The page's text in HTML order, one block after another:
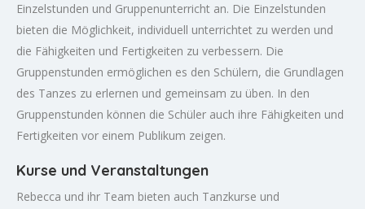
Einzelstunden und Gruppenunterricht an. Die Einzelstunden
bieten die Möglichkeit, individuell unterrichtet zu werden und
die Fähigkeiten und Fertigkeiten zu verbessern. Die
Gruppenstunden ermöglichen es den Schülern, die Grundlagen
des Tanzes zu erlernen und gemeinsam zu üben. In den
Gruppenstunden können die Schüler auch ihre Fähigkeiten und
Fertigkeiten vor einem Publikum zeigen.
Kurse und Veranstaltungen
Rebecca und ihr Team bieten auch Tanzkurse und